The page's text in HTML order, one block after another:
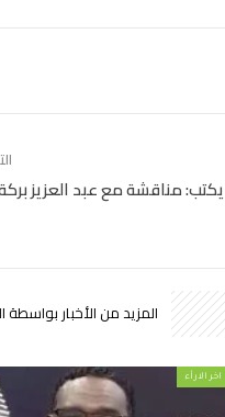
يكتب: مناقشة مع عبد العزيز
المزيد من الأخبار بواسطة
اخر الارأء